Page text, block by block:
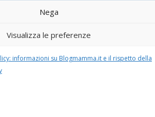
Nega
Visualizza le preferenze
informazioni su Blogmamma.it e il rispetto della
per ridurre lo spam.